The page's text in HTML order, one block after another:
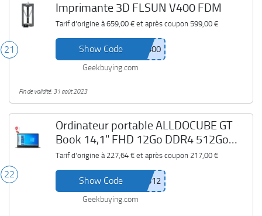
21
Imprimante 3D FLSUN V400 FDM
Tarif d'origine à659,00 €et après coupon 599,00 €
Show Code
Geekbuying.com
Fin de validité: 31 août 2023
22
Ordinateur portable ALLDOCUBE GT
Book 14,1" FHD 12Go DDR4 512Go
SSD
Tarif d'origine à 227,64 €et après coupon 217,00 €
Show Code
Geekbuying.com